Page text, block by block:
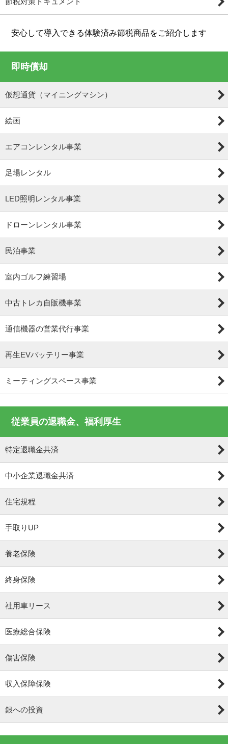
安心して導入できる体験済み節税商品をご紹介します
即時償却
仮想通貨（マイニングマシン）
絵画
エアコンレンタル事業
足場レンタル
LED照明レンタル事業
ドローンレンタル事業
民泊事業
室内ゴルフ練習場
中古トレカ自販機事業
通信機器の営業代行事業
再生EVバッテリー事業
ミーティングスペース事業
従業員の退職金、福利厚生
特定退職金共済
中小企業退職金共済
住宅規程
手取りUP
養老保険
終身保険
社用車リース
医療総合保険
傷害保険
収入保障保険
銀への投資